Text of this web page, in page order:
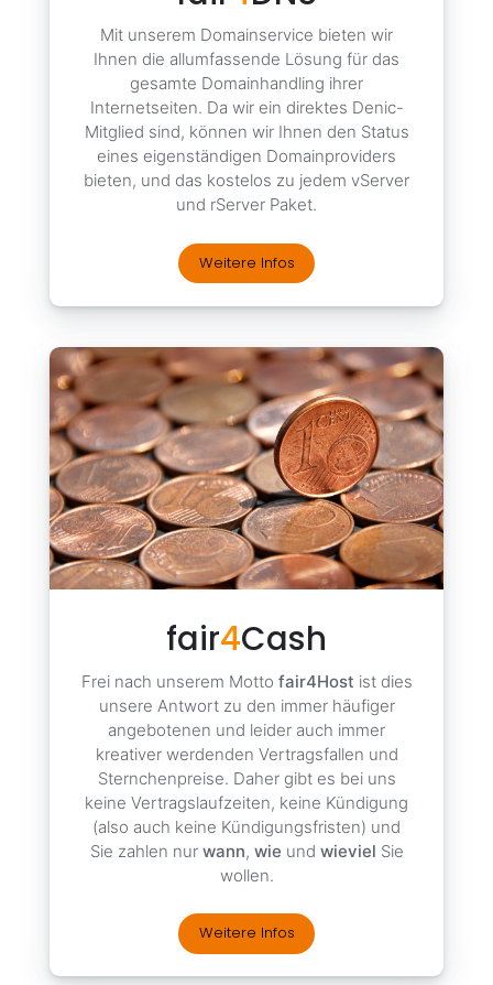
Mit unserem Domainservice bieten wir
Ihnen die allumfassende Lösung für das
gesamte Domainhandling ihrer
Internetseiten. Da wir ein direktes Denic-
Mitglied sind, können wir Ihnen den Status
eines eigenständigen Domainproviders
bieten, und das kostelos zu jedem vServer
und rServer Paket.
Weitere Infos
fair4Cash
Frei nach unserem Motto fair4Host ist dies
unsere Antwort zu den immer häufiger
angebotenen und leider auch immer
kreativer werdenden Vertragsfallen und
Sternchenpreise. Daher gibt es bei uns
keine Vertragslaufzeiten, keine Kündigung
(also auch keine Kündigungsfristen) und
Sie zahlen nur wann, wie und wieviel Sie
wollen.
Weitere Infos